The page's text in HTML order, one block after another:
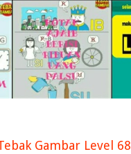
Gambar Level 68